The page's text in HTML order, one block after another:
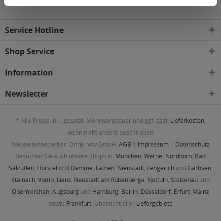
Service Hotline
Shop Service
Information
Newsletter
* Alle Preise inkl. gesetzl. Mehrwertsteuer und ggf. zzgl. Lieferkosten,
wenn nicht anders beschrieben
Webseitenbetreiber: Drink now GmbH: AGB | Impressum | Datenschutz
Besuchen Sie auch unsere Shops in: München, Werne, Nordhorn, Bad
Salzuflen, Hörstel und Damme, Lathen, Nienstädt, Lengerichund Garbsen,
Stainach, Vomp, Lienz, Neustadt am Rübenberge, Nottuln, Stolzenau und
Obernkirchen, Augsburg und Hamburg, Berlin, Düsseldorf, Erfurt, Mainz
sowie Frankfurt. Übersicht aller Liefergebiete